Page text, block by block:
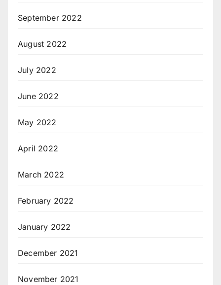
September 2022
August 2022
July 2022
June 2022
May 2022
April 2022
March 2022
February 2022
January 2022
December 2021
November 2021